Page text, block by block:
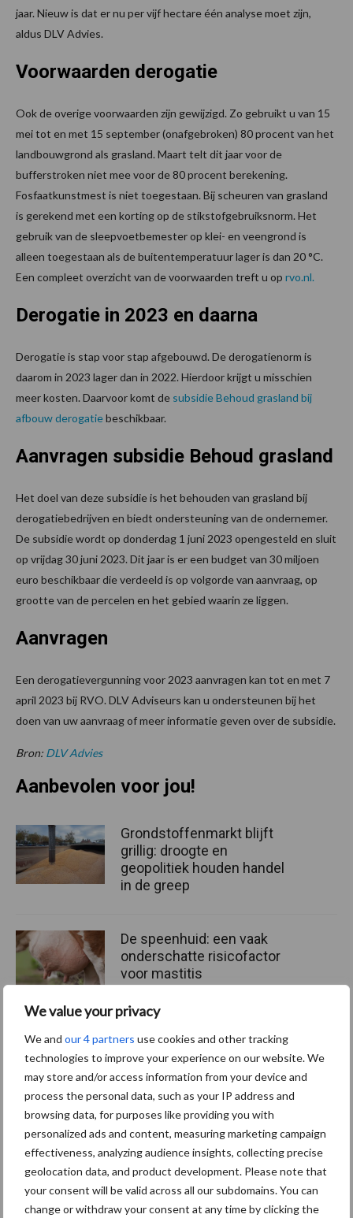
We value your privacy
We and our 4 partners use cookies and other tracking
technologies to improve your experience on our website. We
may store and/or access information from your device and
process the personal data, such as your IP address and
browsing data, for purposes like providing you with
personalized ads and content, measuring marketing campaign
effectiveness, analyzing audience insights, collecting precise
geolocation data, and product development. Please note that
your consent will be valid across all our subdomains. You can
change or withdraw your consent at any time by clicking the
jaar. Nieuw is dat er nu per vijf hectare één analyse moet zijn,
aldus DLV Advies.
Voorwaarden derogatie
Ook de overige voorwaarden zijn gewijzigd. Zo gebruikt u van 15
mei tot en met 15 september (onafgebroken) 80 procent van het
landbouwgrond als grasland. Maart telt dit jaar voor de
bufferstroken niet mee voor de 80 procent berekening.
Fosfaatkunstmest is niet toegestaan. Bij scheuren van grasland
is gerekend met een korting op de stikstofgebruiksnorm. Het
gebruik van de sleepvoetbemester op klei- en veengrond is
alleen toegestaan als de buitentemperatuur lager is dan 20 °C.
Een compleet overzicht van de voorwaarden treft u op rvo.nl.
Derogatie in 2023 en daarna
Derogatie is stap voor stap afgebouwd. De derogatienorm is
daarom in 2023 lager dan in 2022. Hierdoor krijgt u misschien
meer kosten. Daarvoor komt de subsidie Behoud grasland bij
afbouw derogatiebeschikbaar.
Aanvragen subsidie Behoud grasland
Het doel van deze subsidie is het behouden van grasland bij
derogatiebedrijven en biedt ondersteuning van de ondernemer.
De subsidie wordt op donderdag 1 juni 2023 opengesteld en sluit
op vrijdag 30 juni 2023. Dit jaar is er een budget van 30 miljoen
euro beschikbaar die verdeeld is op volgorde van aanvraag, op
grootte van de percelen en het gebied waarin ze liggen.
Aanvragen
Een derogatievergunning voor 2023 aanvragen kan tot en met 7
april 2023 bij RVO. DLV Adviseurs kan u ondersteunen bij het
doen van uw aanvraag of meer informatie geven over de subsidie.
Bron: DLV Advies
Aanbevolen voor jou!
Grondstoffenmarkt blijft
grillig: droogte en
geopolitiek houden handel
in de greep
De speenhuid: een vaak
onderschatte risicofactor
voor mastitis
ForFarmers ziet volume en
marktaandeel groeien in
krimpende Nederlandse
markt
Themapagina's
Diergezondheid Bemesting Fokkerij